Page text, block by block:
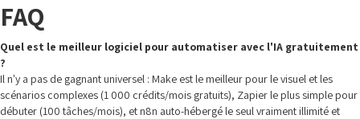
FAQ
Quel est le meilleur logiciel pour automatiser avec l'IA gratuitement
?
Il n'y a pas de gagnant universel : Make est le meilleur pour le visuel et les
scénarios complexes (1 000 crédits/mois gratuits), Zapier le plus simple pour
débuter (100 tâches/mois), et n8n auto-hébergé le seul vraiment illimité et